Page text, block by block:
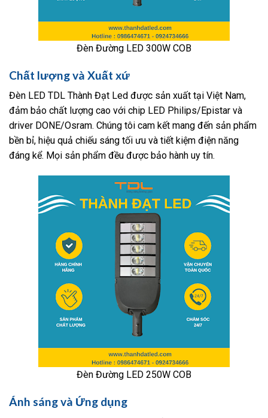
Đèn Đường LED 300W COB
Chất lượng và Xuất xứ
Đèn LED TDL Thành Đạt Led được sản xuất tại Việt Nam,
đảm bảo chất lượng cao với chip LED Philips/Epistar và
driver DONE/Osram. Chúng tôi cam kết mang đến sản phẩm
bền bỉ, hiệu quả chiếu sáng tối ưu và tiết kiệm điện năng
đáng kể. Mọi sản phẩm đều được bảo hành uy tín.
Đèn Đường LED 250W COB
Ánh sáng và Ứng dụng